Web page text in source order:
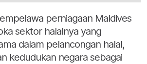
perniagaan Maldives
sektor halalnya yang
dalam pelancongan halal,
kedudukan negara sebagai